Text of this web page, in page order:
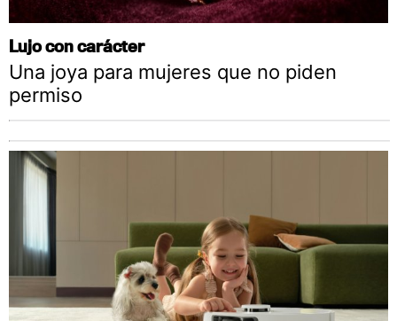
Lujo con carácter
Una joya para mujeres que no piden
permiso